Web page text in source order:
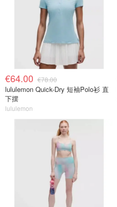
€64.00 €78.00
lululemon Quick-Dry 短袖Polo衫 直
下摆
lululemon